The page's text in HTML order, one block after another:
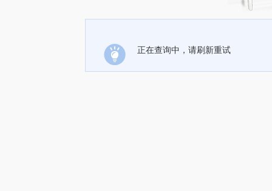
正在查询中，请刷新重试